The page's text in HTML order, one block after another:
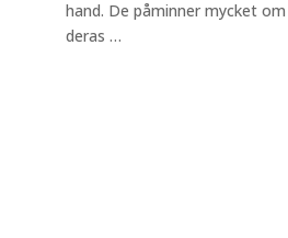
hand. De påminner mycket om
deras …